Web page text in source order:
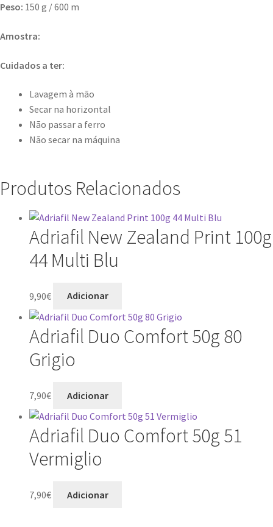
Peso: 150 g / 600 m
Amostra:
Cuidados a ter:
Lavagem à mão
Secar na horizontal
Não passar a ferro
Não secar na máquina
Produtos Relacionados
Adriafil New Zealand Print 100g
44 Multi Blu
9,90€ Adicionar
Adriafil Duo Comfort 50g 80
Grigio
7,90€ Adicionar
Adriafil Duo Comfort 50g 51
Vermiglio
7,90€ Adicionar